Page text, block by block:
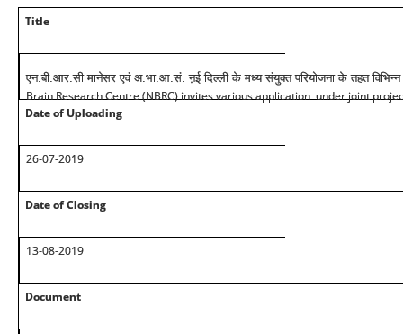
Title
एन.बी.आर.सी मानेसर एवं अ.भा.आ.सं. ऩई दिल्ली के मध्य संयुक्त परियोजना के तहत
Brain Research Centre (NBRC) invites various application under joint
Date of Uploading
26-07-2019
Date of Closing
13-08-2019
Document